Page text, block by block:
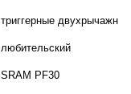
триггерные двухрычажные
любительский
SRAM PF30